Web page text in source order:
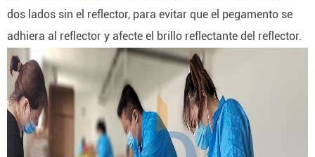
dos lados sin el reflector, para evitar que el pegamento se
adhiera al reflector y afecte el brillo reflectante del reflector.